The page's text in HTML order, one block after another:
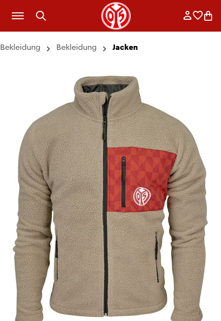
Zum Hauptinhalt springen
Bekleidung Bekleidung Jacken